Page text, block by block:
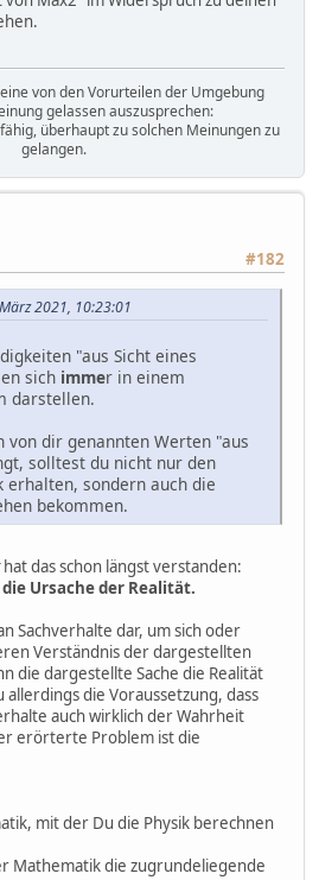
von den Vorurteilen der Umgebung
gelassen auszusprechen:
überhaupt zu solchen Meinungen zu
gelangen.
#182
2021, 10:23:01
"aus Sicht eines
sich immer in einem
darstellen.
von dir genannten Werten "aus
solltest du nicht nur den
erhalten, sondern auch die
bekommen.
hat das schon längst verstanden:
Ursache der Realität.
Sachverhalte dar, um sich oder
Verständnis der dargestellten
die dargestellte Sache die Realität
allerdings die Voraussetzung, dass
auch wirklich der Wahrheit
erörterte Problem ist die
mit der Du die Physik berechnen
Mathematik die zugrundeliegende